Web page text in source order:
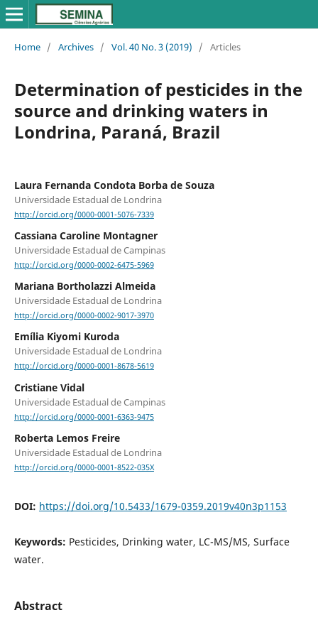
Home / Archives / Vol. 40 No. 3 (2019) / Articles
Determination of pesticides in the
source and drinking waters in
Londrina, Paraná, Brazil
Laura Fernanda Condota Borba de Souza
Universidade Estadual de Londrina
http://orcid.org/0000-0001-5076-7339
Cassiana Caroline Montagner
Universidade Estadual de Campinas
http://orcid.org/0000-0002-6475-5969
Mariana Bortholazzi Almeida
Universidade Estadual de Londrina
http://orcid.org/0000-0002-9017-3970
Emília Kiyomi Kuroda
Universidade Estadual de Londrina
http://orcid.org/0000-0001-8678-5619
Cristiane Vidal
Universidade Estadual de Campinas
http://orcid.org/0000-0001-6363-9475
Roberta Lemos Freire
Universidade Estadual de Londrina
http://orcid.org/0000-0001-8522-035X
DOI: https://doi.org/10.5433/1679-0359.2019v40n3p1153
Keywords: Pesticides, Drinking water, LC-MS/MS, Surface
water.
Abstract